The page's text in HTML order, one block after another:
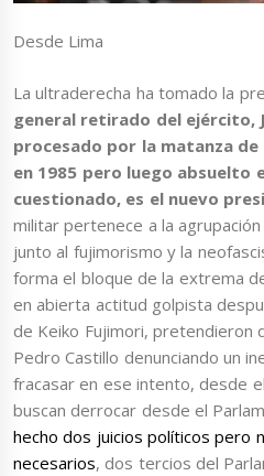
Desde Lima
La ultraderecha ha tomado la
general retirado del ejército,
procesado por la matanza
en 1985 pero luego absuelto
cuestionado, es el nuevo
militar pertenece a la
junto al fujimorismo y la
forma el bloque de la extrema
en abierta actitud golpista
de Keiko Fujimori, pretendieron
Pedro Castillo denunciando un
fracasar en ese intento, desde
buscan derrocar desde el
hecho dos juicios políticos pero
necesarios, dos tercios del